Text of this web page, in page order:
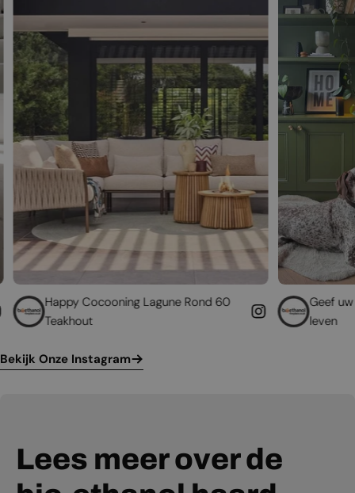
Lagune Rond 60
Geef uw bestaande haard
Bekijk Onze Instagram
Lees meer over de